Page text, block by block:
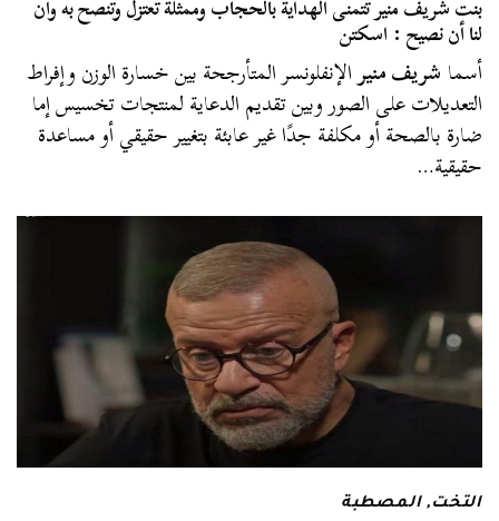
بنت شريف منير تتمنى الهداية بالحجاب وممثلة تعتزل وتنصح به وآن
لنا أن نصيح : اسكتن
أسما شريف منيرالإنفلونسر المتأرجحة بين خسارة الوزن وإفراط
التعديلات على الصور وبين تقديم الدعاية لمنتجات تخسيس إما
ضارة بالصحة أو مكلفة جدًا غير عابئة بتغيير حقيقي أو مساعدة
حقيقية…
التخت,المصطبة